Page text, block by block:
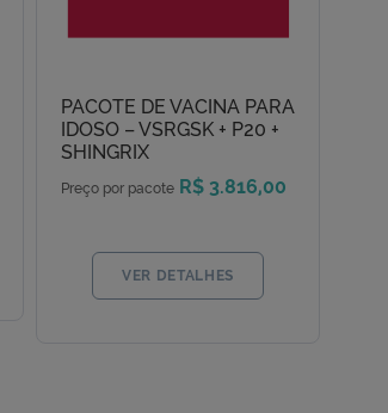
PACOTE DE VACINA PARA
IDOSO – VSRGSK + P20 +
SHINGRIX
Preço por pacote R$ 3.816,00
VER DETALHES